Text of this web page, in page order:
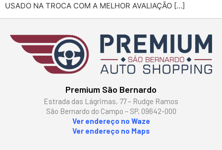
USADO NA TROCA COM A MELHOR AVALIAÇÃO […]
Premium São Bernardo
Estrada das Lágrimas, 77 – Rudge Ramos
São Bernardo do Campo – SP, 09642-000
Ver endereço no Waze
Ver endereço no Maps